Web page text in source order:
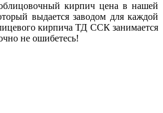
кирпич цена в нашей
выдается заводом для каждой
кирпича ТД ССК занимается
не ошибетесь!